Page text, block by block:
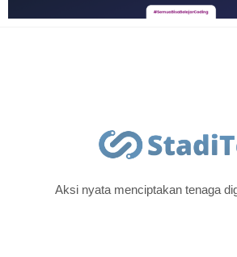
Aksi nyata menciptakan tenaga